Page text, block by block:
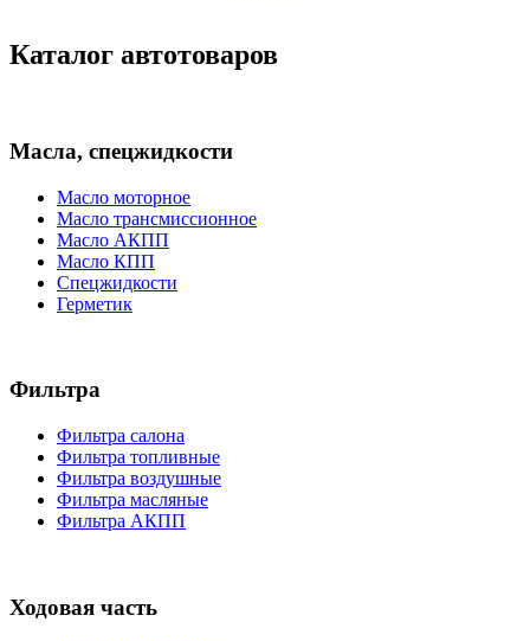
Каталог автотоваров
Масла, спецжидкости
Масло моторное
Масло трансмиссионное
Масло АКПП
Масло КПП
Спецжидкости
Герметик
Фильтра
Фильтра салона
Фильтра топливные
Фильтра воздушные
Фильтра масляные
Фильтра АКПП
Ходовая часть